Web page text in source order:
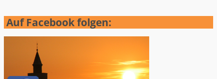
Auf Facebook folgen: